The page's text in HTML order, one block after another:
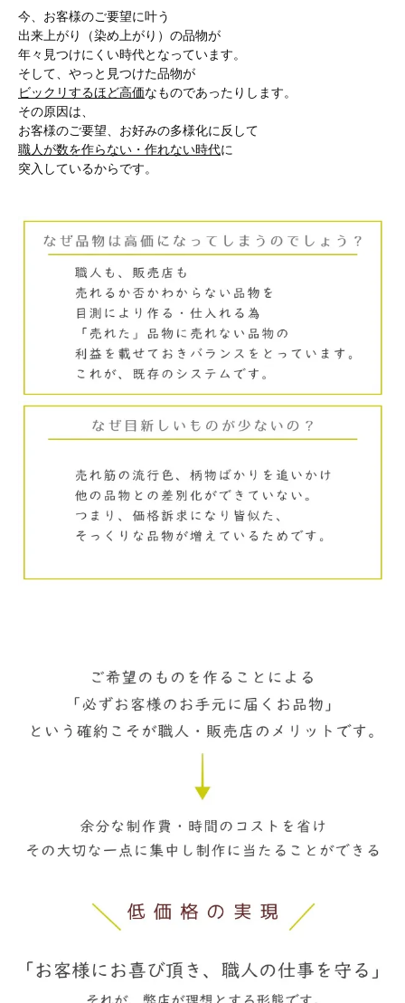
今、お客様のご要望に叶う
出来上がり（染め上がり）の品物が
年々見つけにくい時代となっています。
そして、やっと見つけた品物が
ビックリするほど高価なものであったりします。
その原因は、
お客様のご要望、お好みの多様化に反して
職人が数を作らない・作れない時代に
突入しているからです。